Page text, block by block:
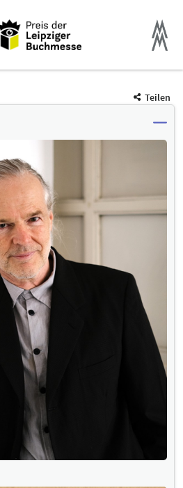
Teilen